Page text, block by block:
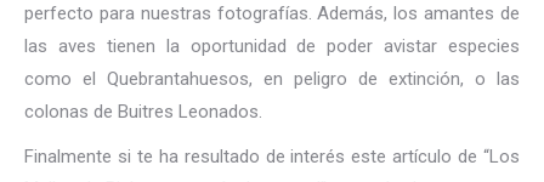
perfecto para nuestras fotografías. Además, los amantes de
las aves tienen la oportunidad de poder avistar especies
como el Quebrantahuesos, en peligro de extinción, o las
colonas de Buitres Leonados.
Finalmente si te ha resultado de interés este artículo de “Los